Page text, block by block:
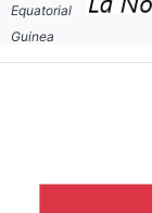
Equatorial
Guinea